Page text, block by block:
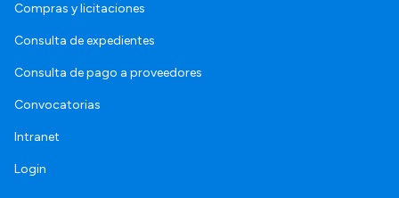
Compras y licitaciones
Consulta de expedientes
Consulta de pago a proveedores
Convocatorias
Intranet
Login